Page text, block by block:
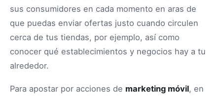
sus consumidores en cada momento en aras de
que puedas enviar ofertas justo cuando circulen
cerca de tus tiendas, por ejemplo, así como
conocer qué establecimientos y negocios hay a tu
alrededor.
Para apostar por acciones de marketing móvil, en